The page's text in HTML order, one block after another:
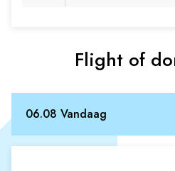
Flight of
06.08 Vandaag